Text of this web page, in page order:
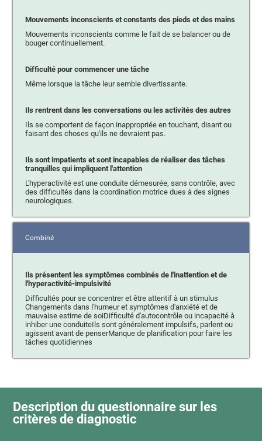
Mouvements inconscients et constants des pieds et des mains
Mouvements inconscients comme le fait de se balancer ou de
bouger continuellement.
Difficulté pour commencer une tâche
Même lorsque la tâche leur semble divertissante.
Ils rentrent dans les conversations ou les activités des autres
Ils se comportent de façon inappropriée en touchant, disant ou
faisant des choses qu'ils ne devraient pas.
Ils sont impatients et sont incapables de réaliser des tâches
tranquilles qui impliquent l'attention
L'hyperactivité est une conduite démesurée, sans contrôle, avec
des difficultés dans la coordination motrice dues à des signes
neurologiques.
Combiné
Ils présentent les symptômes combinés de l'inattention et de
l'hyperactivité-impulsivité
Difficultés pour se concentrer et être attentif à un stimulus
Changements dans l'humeur et symptômes d'anxiété et de
mauvaise estime de soiDifficulté d'autocontrôle ou incapacité à
inhiber une conduiteIls sont généralement impulsifs, parlent ou
agissent avant de penserManque de planification pour faire les
tâches quotidiennes
Description du questionnaire sur les
critères de diagnostic